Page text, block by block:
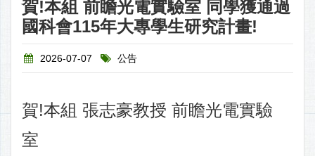
賀!本組 前瞻光電實驗室 同學獲通過
國科會115年大專學生研究計畫!
2026-07-07 公告
賀!本組 張志豪教授 前瞻光電實驗
室